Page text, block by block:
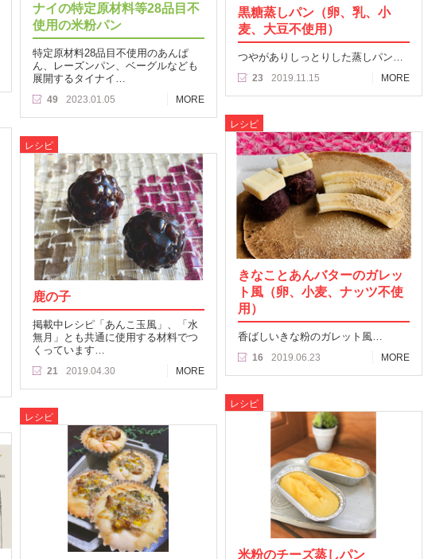
ナイの特定原材料等28品目不
使用の米粉パン
特定原材料28品目不使用のあんぱ
ん、レーズンパン、ベーグルなども
展開するタイナイ…
49 2023.01.05 MORE
黒糖蒸しパン（卵、乳、小
麦、大豆不使用）
つやがありしっとりした蒸しパン…
23 2019.11.15 MORE
レシピ
きなことあんバターのガレッ
ト風（卵、小麦、ナッツ不使
用）
香ばしいきな粉のガレット風…
16 2019.06.23 MORE
レシピ
鹿の子
掲載中レシピ「あんこ玉風」、「水
無月」とも共通に使用する材料でつ
くっています…
21 2019.04.30 MORE
レシピ
米粉のチーズ蒸しパン
レシピ